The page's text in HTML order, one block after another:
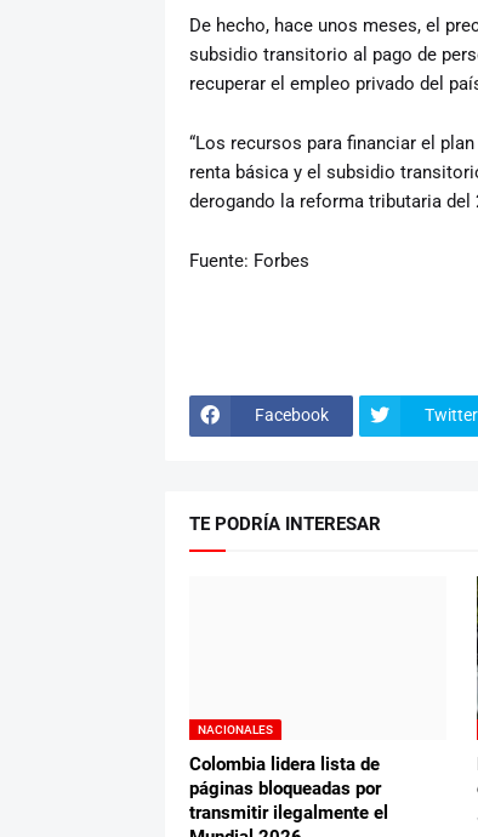
De hecho, hace unos meses, el
subsidio transitorio al pago de
recuperar el empleo privado del
“Los recursos para financiar el
renta básica y el subsidio
derogando la reforma tributaria
Fuente: Forbes
Facebook Twitter
TE PODRÍA INTERESAR
NACIONALES
Colombia lidera lista de
páginas bloqueadas por
transmitir ilegalmente el